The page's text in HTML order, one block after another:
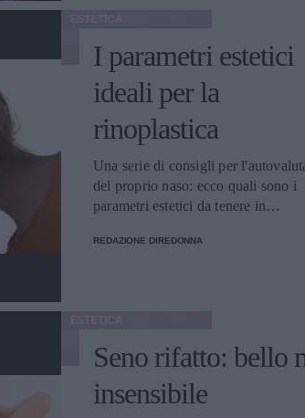
I parametri estetici
ideali per la
rinoplastica
Una serie di consigli per
del proprio naso: ecco quali sono i
parametri estetici da tenere in
intervento di rinoplastica.
REDAZIONE DIREDONNA
Seno rifatto: bello
insensibile